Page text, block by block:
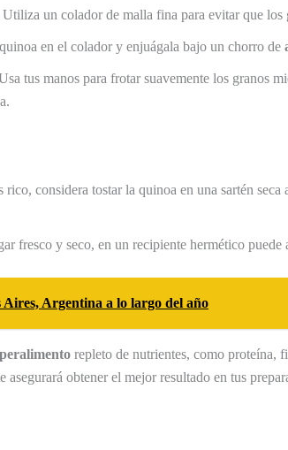
Utiliza un colador de malla fina para evitar que los
en el colador y enjuágala bajo un chorro de
tus manos para frotar suavemente los granos
rico, considera tostar la quinoa en una sartén
fresco y seco, en un recipiente hermético
Aires, Argentina a lo largo del año
repleto de nutrientes, como proteína,
asegurará obtener el mejor resultado en tus